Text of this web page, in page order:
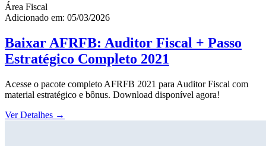
Área Fiscal
Adicionado em: 05/03/2026
Baixar AFRFB: Auditor Fiscal + Passo
Estratégico Completo 2021
Acesse o pacote completo AFRFB 2021 para Auditor Fiscal com
material estratégico e bônus. Download disponível agora!
Ver Detalhes →